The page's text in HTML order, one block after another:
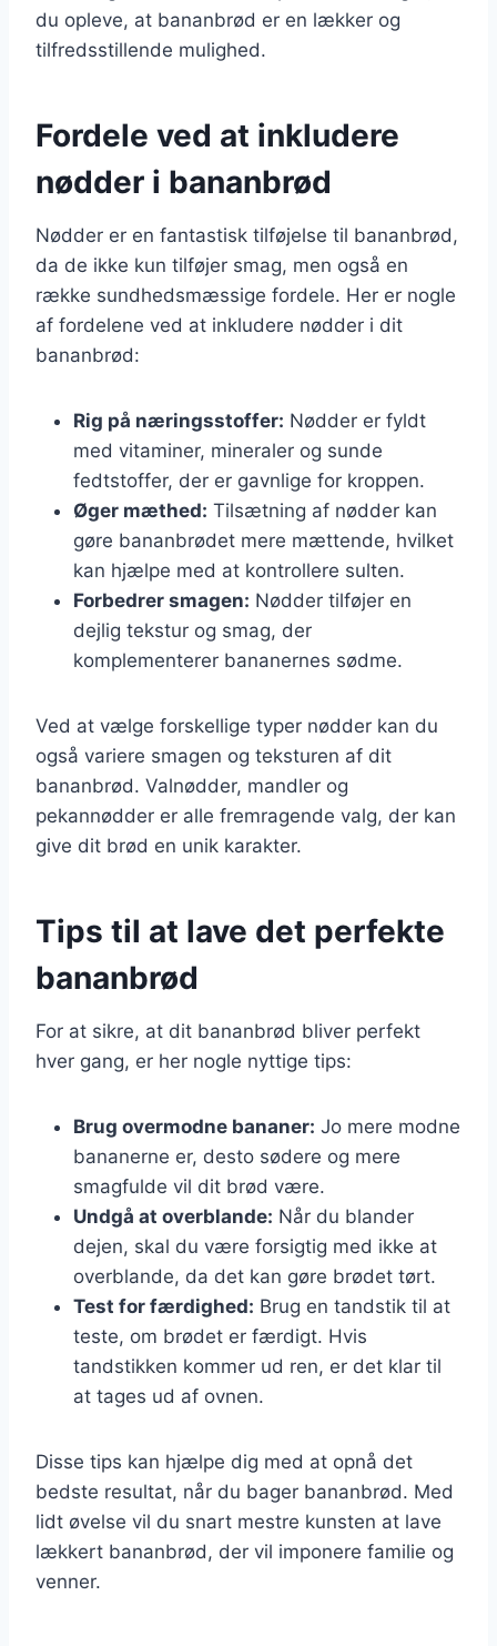
du opleve, at bananbrød er en lækker og
tilfredsstillende mulighed.
Fordele ved at inkludere
nødder i bananbrød
Nødder er en fantastisk tilføjelse til bananbrød,
da de ikke kun tilføjer smag, men også en
række sundhedsmæssige fordele. Her er nogle
af fordelene ved at inkludere nødder i dit
bananbrød:
Rig på næringsstoffer: Nødder er fyldt
med vitaminer, mineraler og sunde
fedtstoffer, der er gavnlige for kroppen.
Øger mæthed: Tilsætning af nødder kan
gøre bananbrødet mere mættende, hvilket
kan hjælpe med at kontrollere sulten.
Forbedrer smagen: Nødder tilføjer en
dejlig tekstur og smag, der
komplementerer bananernes sødme.
Ved at vælge forskellige typer nødder kan du
også variere smagen og teksturen af dit
bananbrød. Valnødder, mandler og
pekannødder er alle fremragende valg, der kan
give dit brød en unik karakter.
Tips til at lave det perfekte
bananbrød
For at sikre, at dit bananbrød bliver perfekt
hver gang, er her nogle nyttige tips:
Brug overmodne bananer: Jo mere modne
bananerne er, desto sødere og mere
smagfulde vil dit brød være.
Undgå at overblande: Når du blander
dejen, skal du være forsigtig med ikke at
overblande, da det kan gøre brødet tørt.
Test for færdighed: Brug en tandstik til at
teste, om brødet er færdigt. Hvis
tandstikken kommer ud ren, er det klar til
at tages ud af ovnen.
Disse tips kan hjælpe dig med at opnå det
bedste resultat, når du bager bananbrød. Med
lidt øvelse vil du snart mestre kunsten at lave
lækkert bananbrød, der vil imponere familie og
venner.